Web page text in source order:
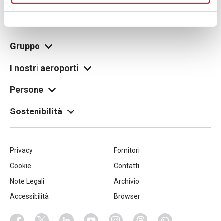
no. 00826040156
Share capital 27,500,000 euro fully paid-up
Gruppo
I nostri aeroporti
Persone
Sostenibilità
Piè
di
pagina
Privacy
Cookie
Note Legali
Accessibilità
Fornitori
Contatti
Archivio
Browser